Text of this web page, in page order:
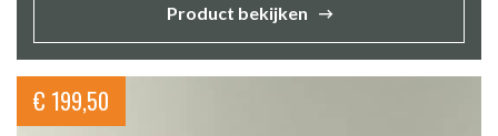
Product bekijken
€ 199,50